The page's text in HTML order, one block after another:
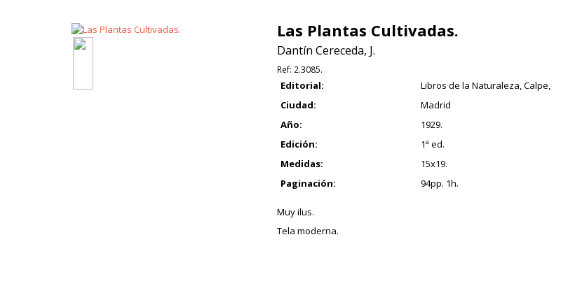
Las Plantas Cultivadas.
Dantín Cereceda, J.
Ref: 2.3085.
Editorial:
Libros de la Naturaleza, Calpe,
Ciudad:
Madrid
Año:
1929.
Edición:
1ª ed.
Medidas:
15x19.
Paginación:
94pp. 1h.
Muy ilus.
Tela moderna.